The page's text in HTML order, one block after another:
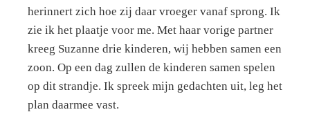
herinnert zich hoe zij daar vroeger vanaf sprong. Ik
zie ik het plaatje voor me. Met haar vorige partner
kreeg Suzanne drie kinderen, wij hebben samen een
zoon. Op een dag zullen de kinderen samen spelen
op dit strandje. Ik spreek mijn gedachten uit, leg het
plan daarmee vast.